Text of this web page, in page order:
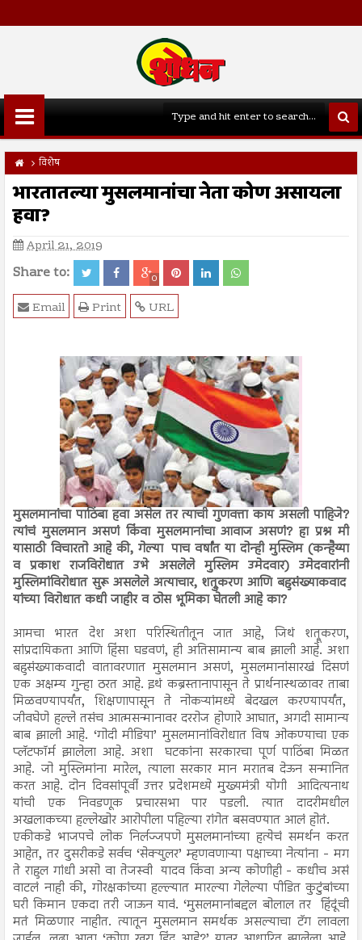
विशेष
भारतातल्या मुसलमानांचा नेता कोण असायला
हवा?
April 21, 2019
Share to: 0
URL
Print
Email
मुसलमानांचा पाठिंबा हवा असेल तर त्याची गुणवत्ता काय असली पाहिजे?
त्यांचं मुसलमान असणं किंवा मुसलमानांचा आवाज असणं? हा प्रश्न मी
यासाठी विचारतो आहे की, गेल्या पाच वर्षांत या दोन्ही मुस्लिम (कन्हैय्या
व प्रकाश राजविरोधात उभे असलेले मुस्लिम उमेदवार) उमेदवारांनी
मुस्लिमांविरोधात सुरू असलेले अत्याचार, शत्रुकरण आणि बहुसंख्याकवाद
यांच्या विरोधात कधी जाहीर व ठोस भूमिका घेतली आहे का?
आमचा भारत देश अशा परिस्थितीतून जात आहे, जिथं शत्रूकरण,
सांप्रदायिकता आणि हिंसा घडवणं, ही अतिसामान्य बाब झाली आहे. अशा
बहुसंख्याकवादी वातावरणात मुसलमान असणं, मुसलमानांसारखं दिसणं
एक अक्षम्य गुन्हा ठरत आहे. इथं कब्रस्तानापासून ते प्रार्थनास्थळावर ताबा
मिळवण्यापर्यंत, शिक्षणापासून ते नोकऱ्यांमध्ये बेदखल करण्यापर्यंत,
जीवघेणे हल्ले तसंच आत्मसन्मानावर दररोज होणारे आघात, अगदी सामान्य
बाब झाली आहे. ‘गोदी मीडिया’ मुसलमानांविरोधात विष ओकण्याचा एक
प्लॅटफॉर्म झालेला आहे. अशा घटकांना सरकारचा पूर्ण पाठिंबा मिळत
आहे. जो मुस्लिमांना मारेल, त्याला सरकार मान मरातब देऊन सन्मानित
करत आहे. दोन दिवसांपूर्वी उत्तर प्रदेशमध्ये मुख्यमंत्री योगी आदित्यनाथ
यांची एक निवडणूक प्रचारसभा पार पडली. त्यात दादरीमधील
अखलाकच्या हल्लेखोर आरोपीला पहिल्या रांगेत बसवण्यात आलं होतं.
एकीकडे भाजपचे लोक निर्लज्जपणे मुसलमानांच्या हत्येचं समर्थन करत
आहेत, तर दुसरीकडे सर्वच ‘सेक्युलर’ म्हणवणाऱ्या पक्षाच्या नेत्यांना - मग
ते राहुल गांधी असो वा तेजस्वी यादव किंवा अन्य कोणीही - कधीच असं
वाटलं नाही की, गोरक्षकांच्या हल्ल्यात मारल्या गेलेल्या पीडित कुटुंबांच्या
घरी किमान एकदा तरी जाऊन यावं. ‘मुसलमानांबद्दल बोलाल तर हिंदूंची
मतं मिळणार नाहीत. त्यातून मुसलमान समर्थक असल्याचा टॅग लावला